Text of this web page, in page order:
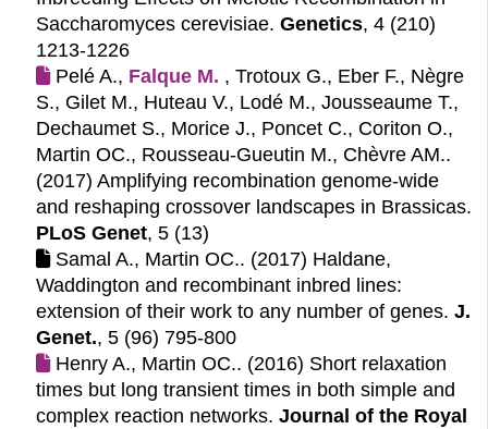
Saccharomyces cerevisiae. Genetics, 4 (210)
1213-1226
Pelé A., Falque M. , Trotoux G., Eber F., Nègre
S., Gilet M., Huteau V., Lodé M., Jousseaume T.,
Dechaumet S., Morice J., Poncet C., Coriton O.,
Martin OC., Rousseau-Gueutin M., Chèvre AM..
(2017) Amplifying recombination genome-wide
and reshaping crossover landscapes in Brassicas.
PLoS Genet, 5 (13)
Samal A., Martin OC.. (2017) Haldane,
Waddington and recombinant inbred lines:
extension of their work to any number of genes. J.
Genet., 5 (96) 795-800
Henry A., Martin OC.. (2016) Short relaxation
times but long transient times in both simple and
complex reaction networks. Journal of the Royal